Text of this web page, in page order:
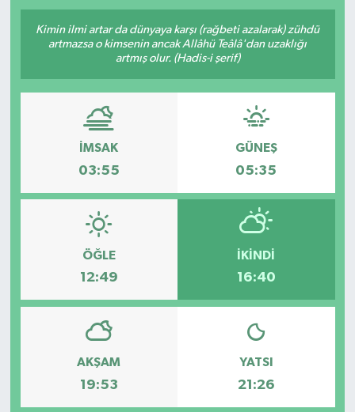
Kimin ilmi artar da dünyaya karşı (rağbeti azalarak) zühdü
artmazsa o kimsenin ancak Allâhü Teâlâ'dan uzaklığı
artmış olur. (Hadis-i şerif)
İMSAK
03:55
GÜNEŞ
05:35
ÖĞLE
12:49
İKINDI
16:40
AKŞAM
19:53
YATSI
21:26
SPOR
FRAGMANLAR